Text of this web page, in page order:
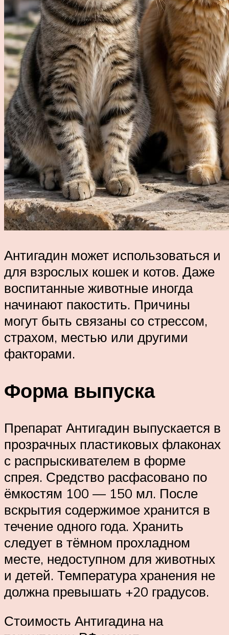
Антигадин может использоваться и
для взрослых кошек и котов. Даже
воспитанные животные иногда
начинают пакостить. Причины
могут быть связаны со стрессом,
страхом, местью или другими
факторами.
Форма выпуска
Препарат Антигадин выпускается в
прозрачных пластиковых флаконах
с распрыскивателем в форме
спрея. Средство расфасовано по
ёмкостям 100 — 150 мл. После
вскрытия содержимое хранится в
течение одного года. Хранить
следует в тёмном прохладном
месте, недоступном для животных
и детей. Температура хранения не
должна превышать +20 градусов.
Стоимость Антигадина на